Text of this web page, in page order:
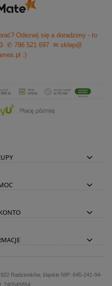
Odezwij się a doradzimy - to
✆ 796 521 697
✉ sklep@
:)
Radzionków, śląskie NIP: 645-241-94-
240545854